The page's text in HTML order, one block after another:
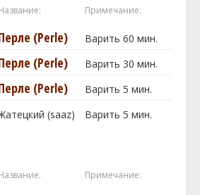
Примечание:
(Perle)
Варить 60 мин.
(Perle)
Варить 30 мин.
(Perle)
Варить 5 мин.
(saaz) Варить 5 мин.
Примечание: